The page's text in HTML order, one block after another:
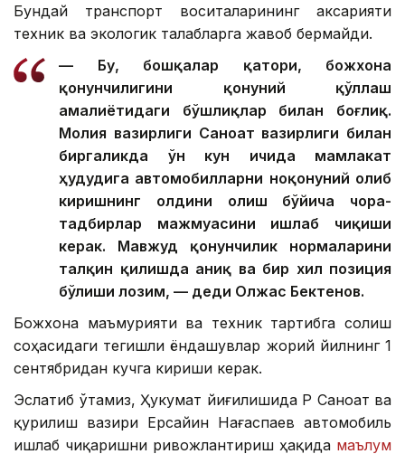
Бундай транспорт воситаларининг аксарияти
техник ва экологик талабларга жавоб бермайди.
— Бу, бошқалар қатори, божхона
қонунчилигини қонуний қўллаш
амалиётидаги бўшлиқлар билан боғлиқ.
Молия вазирлиги Саноат вазирлиги билан
биргаликда ўн кун ичида мамлакат
ҳудудига автомобилларни ноқонуний олиб
киришнинг олдини олиш бўйича чора-
тадбирлар мажмуасини ишлаб чиқиши
керак. Мавжуд қонунчилик нормаларини
талқин қилишда аниқ ва бир хил позиция
бўлиши лозим, — деди Олжас Бектенов.
Божхона маъмурияти ва техник тартибга солиш
соҳасидаги тегишли ёндашувлар жорий йилнинг 1
сентябридан кучга кириши керак.
Эслатиб ўтамиз, Ҳукумат йиғилишида ҚР Саноат ва
қурилиш вазири Ерсайин Нағаспаев автомобиль
ишлаб чиқаришни ривожлантириш ҳақида маълум